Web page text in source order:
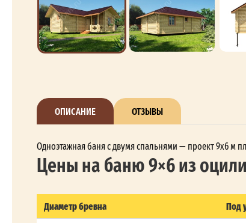
ОПИСАНИЕ ОТЗЫВЫ
Одноэтажная баня с двумя спальнями — проект 9x6 м
Цены на баню 9×6 из
Диаметр бревна Под